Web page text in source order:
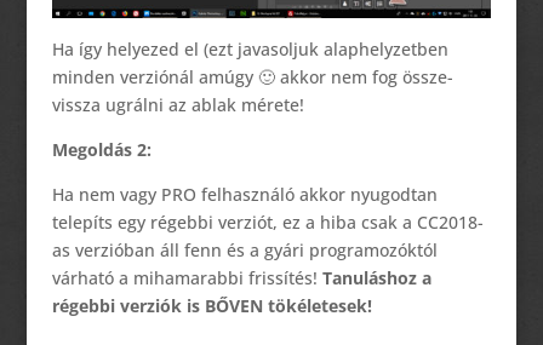
Ha így helyezed el (ezt javasoljuk alaphelyzetben
minden verziónál amúgy 🙂 akkor nem fog össze-
vissza ugrálni az ablak mérete!
Megoldás 2:
Ha nem vagy PRO felhasználó akkor nyugodtan
telepíts egy régebbi verziót, ez a hiba csak a CC2018-
as verzióban áll fenn és a gyári programozóktól
várható a mihamarabbi frissítés! Tanuláshoz a
régebbi verziók is BŐVEN tökéletesek!